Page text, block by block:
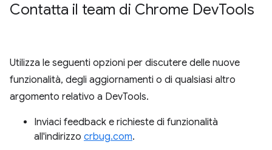
Contatta il team di Chrome DevTools
Utilizza le seguenti opzioni per discutere delle nuove
funzionalità, degli aggiornamenti o di qualsiasi altro
argomento relativo a DevTools.
Inviaci feedback e richieste di funzionalità
all'indirizzo crbug.com.